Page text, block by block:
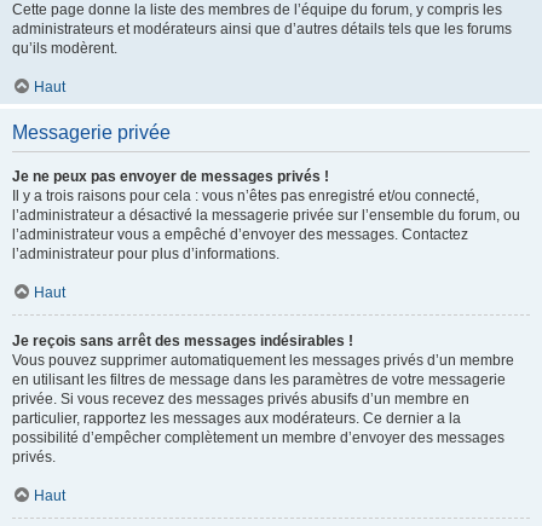
Cette page donne la liste des membres de l’équipe du forum, y compris les
administrateurs et modérateurs ainsi que d’autres détails tels que les forums
qu’ils modèrent.
Haut
Messagerie privée
Je ne peux pas envoyer de messages privés !
Il y a trois raisons pour cela : vous n’êtes pas enregistré et/ou connecté,
l’administrateur a désactivé la messagerie privée sur l’ensemble du forum, ou
l’administrateur vous a empêché d’envoyer des messages. Contactez
l’administrateur pour plus d’informations.
Haut
Je reçois sans arrêt des messages indésirables !
Vous pouvez supprimer automatiquement les messages privés d’un membre
en utilisant les filtres de message dans les paramètres de votre messagerie
privée. Si vous recevez des messages privés abusifs d’un membre en
particulier, rapportez les messages aux modérateurs. Ce dernier a la
possibilité d’empêcher complètement un membre d’envoyer des messages
privés.
Haut